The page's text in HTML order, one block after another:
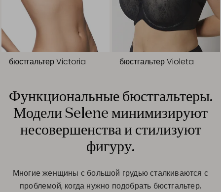
бюстгальтер Victoria бюстгальтер Violeta
Функциональные бюстгальтеры.
Модели Selene минимизируют
несовершенства и стилизуют
фигуру.
Многие женщины с большой грудью сталкиваются с
проблемой, когда нужно подобрать бюстгальтер,